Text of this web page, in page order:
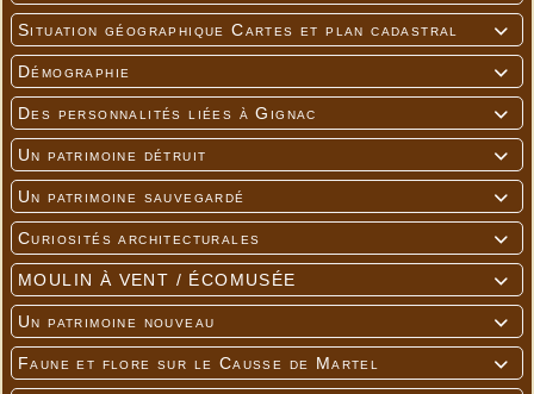

Situation géographique Cartes et plan cadastral

Démographie

Des personnalités liées à Gignac

Un patrimoine détruit

Un patrimoine sauvegardé

Curiosités architecturales

MOULIN À VENT / ÉCOMUSÉE

Un patrimoine nouveau

Faune et flore sur le Causse de Martel